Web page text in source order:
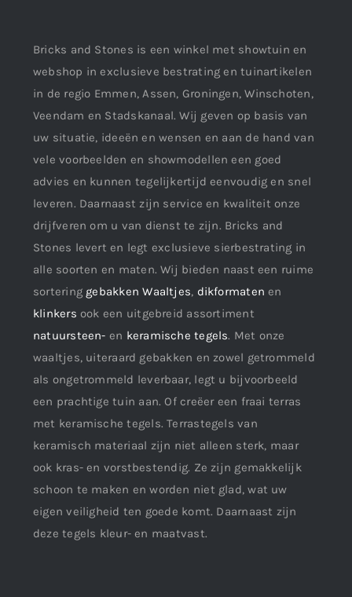
Bricks and Stones is een winkel met showtuin en
webshop in exclusieve bestrating en tuinartikelen
in de regio Emmen, Assen, Groningen, Winschoten,
Veendam en Stadskanaal. Wij geven op basis van
uw situatie, ideeën en wensen en aan de hand van
vele voorbeelden en showmodellen een goed
advies en kunnen tegelijkertijd eenvoudig en snel
leveren. Daarnaast zijn service en kwaliteit onze
drijfveren om u van dienst te zijn. Bricks and
Stones levert en legt exclusieve sierbestrating in
alle soorten en maten. Wij bieden naast een ruime
sortering gebakken Waaltjes, dikformaten en
klinkers ook een uitgebreid assortiment
natuursteen- en keramische tegels. Met onze
waaltjes, uiteraard gebakken en zowel getrommeld
als ongetrommeld leverbaar, legt u bijvoorbeeld
een prachtige tuin aan. Of creëer een fraai terras
met keramische tegels. Terrastegels van
keramisch materiaal zijn niet alleen sterk, maar
ook kras- en vorstbestendig. Ze zijn gemakkelijk
schoon te maken en worden niet glad, wat uw
eigen veiligheid ten goede komt. Daarnaast zijn
deze tegels kleur- en maatvast.